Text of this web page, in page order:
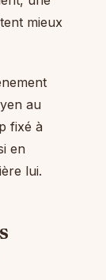
mieux
au
fixé à
en
lui.